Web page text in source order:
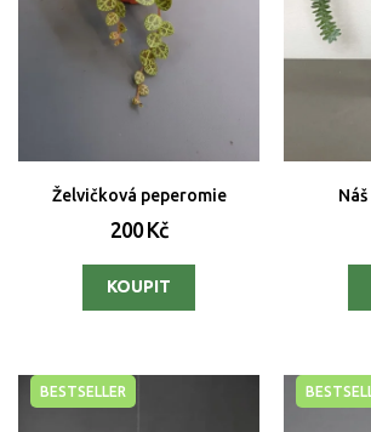
Želvičková peperomie
200 Kč
BESTSELLER